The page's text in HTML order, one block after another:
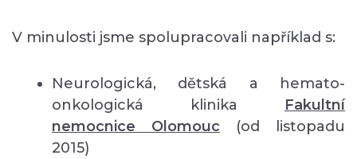
V minulosti jsme spolupracovali například s:
Neurologická, dětská a hemato-
onkologická klinika Fakultní
nemocnice Olomouc (od listopadu
2015)